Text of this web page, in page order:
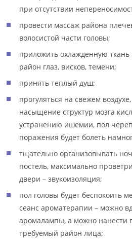
при отсутствии
провести массаж района
волосистой части головы;
приложить охлажденную
район глаз, висков, темени;
принять теплый душ;
прогуляться на свежем
насыщение структур мозга
устранению ишемии, пол
поражения будет болеть
тщательно организовывать
постель, максимально
двери – звукоизоляция;
пол головы будет беспокоить
сеанс ароматерапии – можно
аромалампы, а можно нанести
требуемый район лица;